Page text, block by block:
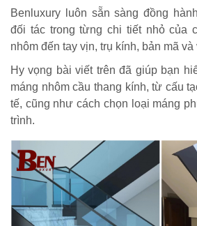
Benluxury luôn sẵn sàng đồng
đối tác trong từng chi tiết nhỏ của
nhôm đến tay vịn, trụ kính, bản mã và
Hy vọng bài viết trên đã giúp bạn
máng nhôm cầu thang kính, từ cấu
tế, cũng như cách chọn loại máng
trình.